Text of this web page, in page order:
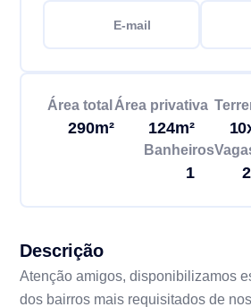
E-mail
Área total
290m²
Área privativa
124m²
Banheiros
1 2
Descrição
Atenção amigos, disponibilizamos
dos bairros mais requisitados de